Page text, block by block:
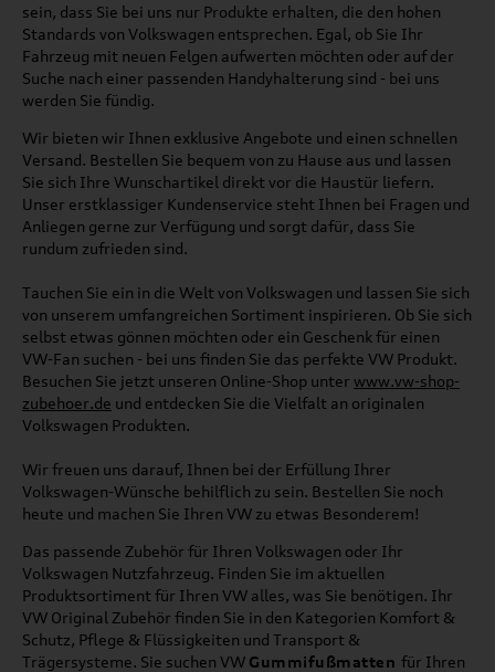
sein, dass Sie bei uns nur Produkte erhalten, die den hohen
Standards von Volkswagen entsprechen. Egal, ob Sie Ihr
Fahrzeug mit neuen Felgen aufwerten möchten oder auf der
Suche nach einer passenden Handyhalterung sind - bei uns
werden Sie fündig.
Wir bieten wir Ihnen exklusive Angebote und einen schnellen
Versand. Bestellen Sie bequem von zu Hause aus und lassen
Sie sich Ihre Wunschartikel direkt vor die Haustür liefern.
Unser erstklassiger Kundenservice steht Ihnen bei Fragen und
Anliegen gerne zur Verfügung und sorgt dafür, dass Sie
rundum zufrieden sind.
Tauchen Sie ein in die Welt von Volkswagen und lassen Sie sich
von unserem umfangreichen Sortiment inspirieren. Ob Sie sich
selbst etwas gönnen möchten oder ein Geschenk für einen
VW-Fan suchen - bei uns finden Sie das perfekte VW Produkt.
Besuchen Sie jetzt unseren Online-Shop unter www.vw-shop-
zubehoer.de und entdecken Sie die Vielfalt an originalen
Volkswagen Produkten.
Wir freuen uns darauf, Ihnen bei der Erfüllung Ihrer
Volkswagen-Wünsche behilflich zu sein. Bestellen Sie noch
heute und machen Sie Ihren VW zu etwas Besonderem!
Das passende Zubehör für Ihren Volkswagen oder Ihr
Volkswagen Nutzfahrzeug. Finden Sie im aktuellen
Produktsortiment für Ihren VW alles, was Sie benötigen. Ihr
VW Original Zubehör finden Sie in den Kategorien Komfort &
Schutz, Pflege & Flüssigkeiten und Transport &
Trägersysteme. Sie suchen VW Gummifußmatten für Ihren